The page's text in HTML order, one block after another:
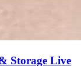
Storage Live